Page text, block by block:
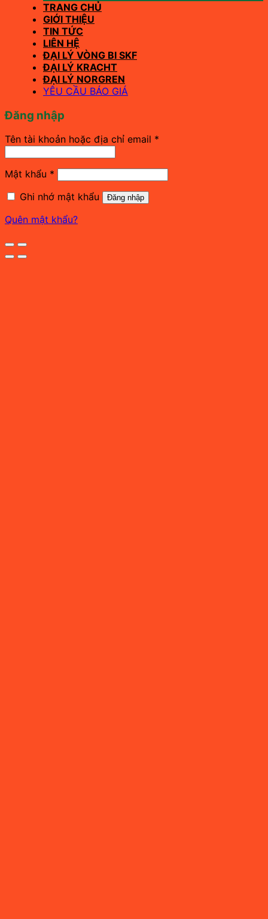
TRANG CHỦ
GIỚI THIỆU
TIN TỨC
LIÊN HỆ
ĐẠI LÝ VÒNG BI SKF
ĐẠI LÝ KRACHT
ĐẠI LÝ NORGREN
YÊU CẦU BÁO GIÁ
Đăng nhập
Tên tài khoản hoặc địa chỉ email *
Mật khẩu *
Ghi nhớ mật khẩu
Đăng nhập
Quên mật khẩu?